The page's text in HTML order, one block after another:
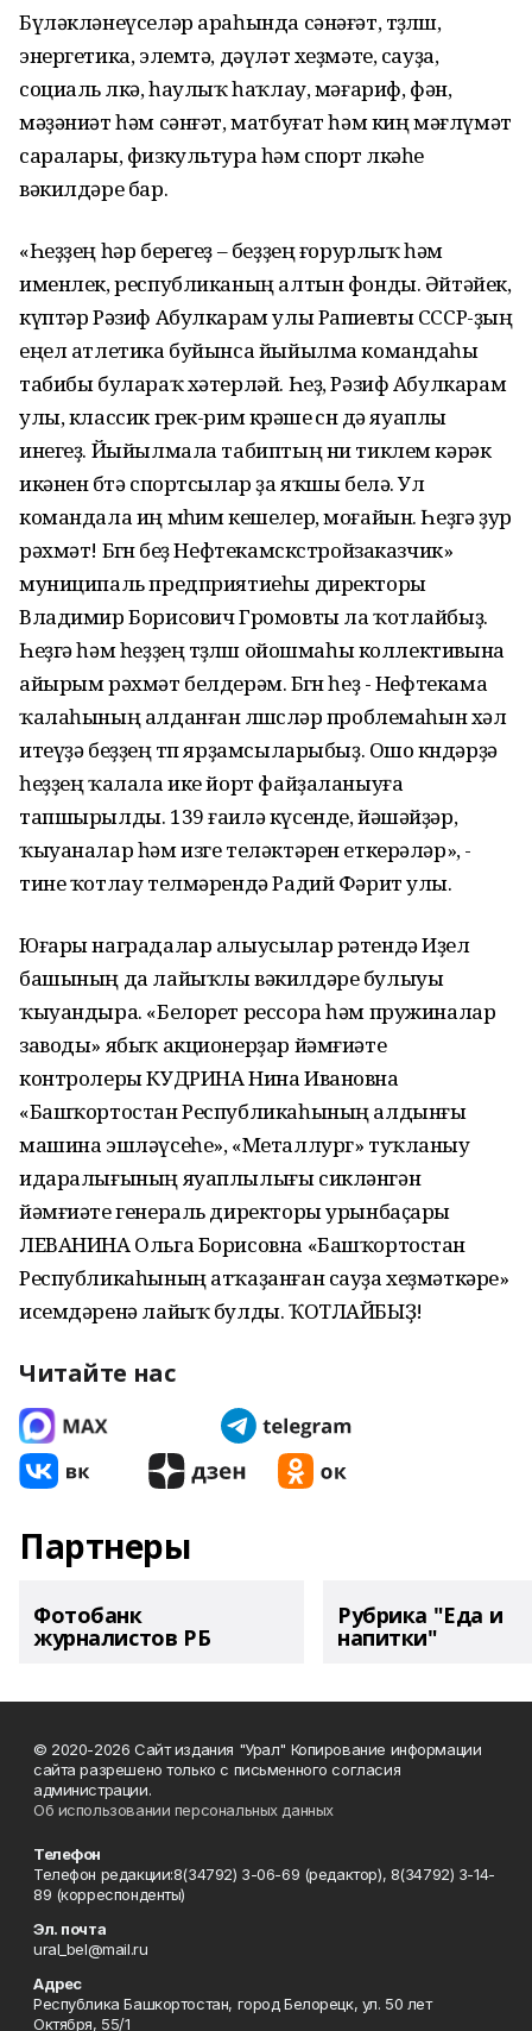
Бүләкләнеүселәр араһында сәнәғәт, төҙөлөш,
энергетика, элемтә, дәүләт хеҙмәте, сауҙа,
социаль өлкә, һаулыҡ һаҡлау, мәғариф, фән,
мәҙәниәт һәм сәнғәт, матбуғат һәм киң мәғлүмәт
саралары, физкультура һәм спорт өлкәһе
вәкилдәре бар.
«Һеҙҙең һәр берегеҙ – беҙҙең ғорурлыҡ һәм
именлек, республиканың алтын фонды. Әйтәйек,
күптәр Рәзиф Абулкарам улы Рапиевты СССР-ҙың
еңел атлетика буйынса йыйылма командаһы
табибы булараҡ хәтерләй. Һеҙ, Рәзиф Абулкарам
улы, классик грек-рим көрәше өсөн дә яуаплы
инегеҙ. Йыйылмала табиптың ни тиклем кәрәк
икәнен бөтә спортсылар ҙа яҡшы белә. Ул
командала иң мөһим кешелер, моғайын. Һеҙгә ҙур
рәхмәт! Бөгөн беҙ Нефтекамскстройзаказчик»
муниципаль предприятиеһы директоры
Владимир Борисович Громовты ла ҡотлайбыҙ.
Һеҙгә һәм һеҙҙең төҙөлөш ойошмаһы коллективына
айырым рәхмәт белдерәм. Бөгөн һеҙ - Нефтекама
ҡалаһының алданған өлөшсөләр проблемаһын хәл
итеүҙә беҙҙең төп ярҙамсыларыбыҙ. Ошо көндәрҙә
һеҙҙең ҡалала ике йорт файҙаланыуға
тапшырылды. 139 ғаилә күсенде, йәшәйҙәр,
ҡыуаналар һәм изге теләктәрен еткерәләр», -
тине ҡотлау телмәрендә Радий Фәрит улы.
Юғары наградалар алыусылар рәтендә Иҙел
башының да лайыҡлы вәкилдәре булыуы
ҡыуандыра. «Белорет рессора һәм пружиналар
заводы» ябыҡ акционерҙар йәмғиәте
контролеры КУДРИНА Нина Ивановна
«Башҡортостан Республикаһының алдынғы
машина эшләүсеһе», «Металлург» туҡланыу
идаралығының яуаплылығы сикләнгән
йәмғиәте генераль директоры урынбаҫары
ЛЕВАНИНА Ольга Борисовна «Башҡортостан
Республикаһының атҡаҙанған сауҙа хеҙмәткәре»
исемдәренә лайыҡ булды. ҠОТЛАЙБЫҘ!
Читайте нас
Партнеры
Фотобанк
журналистов РБ
Рубрика "Еда и
напитки"
© 2020-2026 Сайт издания "Урал" Копирование информации
сайта разрешено только с письменного согласия
администрации.
Об использовании персональных данных
Телефон
Телефон редакции:8(34792) 3-06-69 (редактор), 8(34792) 3-14-
89 (корреспонденты)
Эл. почта
ural_bel@mail.ru
Адрес
Республика Башкортостан, город Белорецк, ул. 50 лет
Октября, 55/1